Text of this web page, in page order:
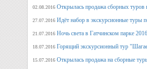
02.08.2016 Открылась продажа сборных туров
27.07.2016 Идёт набор в экскурсионные туры
21.07.2016 Ночь света в Гатчинском парке
18.07.2016 Горящий экскурсионный тур
15.07.2016 Открылась продажа на сборные